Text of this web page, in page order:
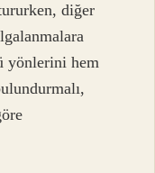
diğer
yönlerini hem